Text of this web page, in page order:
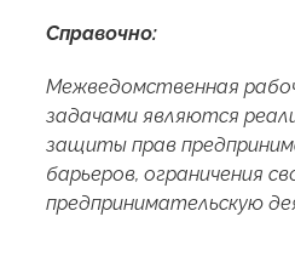
Справочно:
Межведомственная
задачами являются
защиты прав
барьеров, ограничения
предпринимательскую